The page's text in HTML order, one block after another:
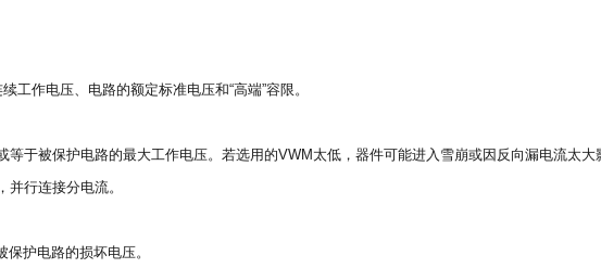
工作电压、电路的额定标准电压和“高端”容限。
等于被保护电路的最大工作电压。若选用的VWM太低，器件可能进入雪崩或因反向漏电流太大
行连接分电流。
保护电路的损坏电压。